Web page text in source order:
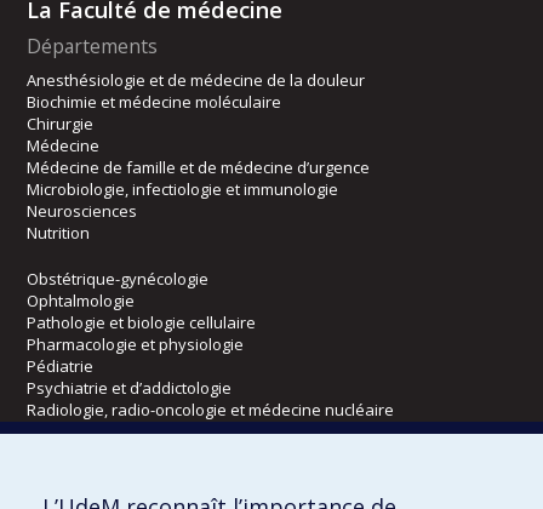
La Faculté de médecine
Départements
Anesthésiologie et de médecine de la douleur
Biochimie et médecine moléculaire
Chirurgie
Médecine
Médecine de famille et de médecine d’urgence
Microbiologie, infectiologie et immunologie
Neurosciences
Nutrition
Obstétrique-gynécologie
Ophtalmologie
Pathologie et biologie cellulaire
Pharmacologie et physiologie
Pédiatrie
Psychiatrie et d’addictologie
Radiologie, radio-oncologie et médecine nucléaire